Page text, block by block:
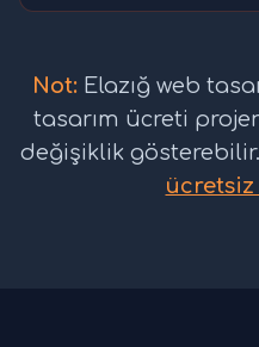
Not: Elazığ web
tasarım ücreti
değişiklik
ücretsiz